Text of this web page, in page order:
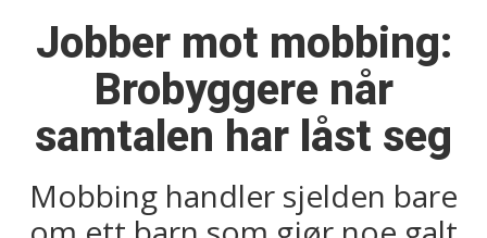
Jobber mot mobbing:
Brobyggere når
samtalen har låst seg
Mobbing handler sjelden bare